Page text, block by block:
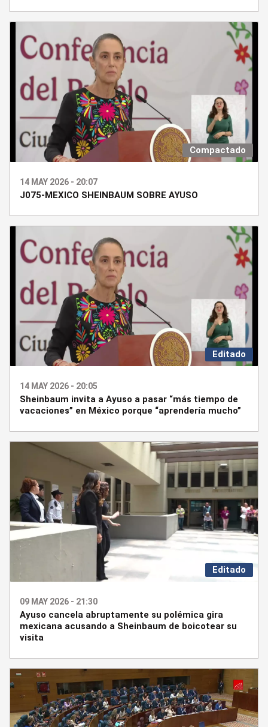
Compactado
14 MAY 2026 - 20:07
J075-MEXICO SHEINBAUM SOBRE AYUSO
Editado
14 MAY 2026 - 20:05
Sheinbaum invita a Ayuso a pasar “más tiempo de
vacaciones” en México porque “aprendería mucho”
Editado
09 MAY 2026 - 21:30
Ayuso cancela abruptamente su polémica gira
mexicana acusando a Sheinbaum de boicotear su
visita